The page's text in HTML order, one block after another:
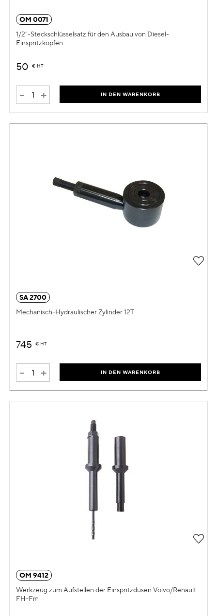
OM 0071
1/2"-Steckschlüsselsatz für den Ausbau von Diesel-
Einspritzköpfen
50 € HT
- + IN DEN WARENKORB
SA 2700
Mechanisch-Hydraulischer Zylinder 12T
745 € HT
- + IN DEN WARENKORB
Zur
OM 9412
Werkzeug zum Aufstellen der Einspritzdüsen Volvo/Renault
FH-Fm
Zur